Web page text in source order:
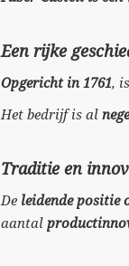
Een rijke
Opgericht in 1761,
Het bedrijf is al
Traditie en
De leidende positie
aantal